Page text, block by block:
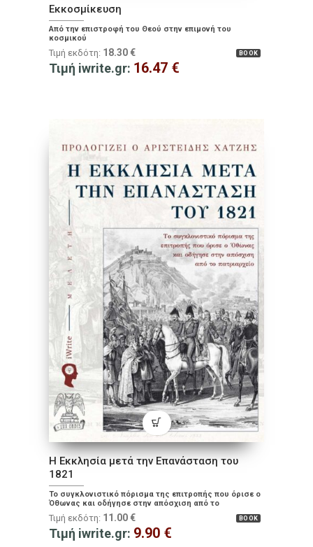
Εκκοσμίκευση
Από την επιστροφή του Θεού στην επιμονή του
κοσμικού
BOOK
Τιμή εκδότη: 18.30 €
Τιμή iwrite.gr: 16.47 €
Η Εκκλησία μετά την Επανάσταση του
1821
Το συγκλονιστικό πόρισμα της επιτροπής που όρισε ο
Όθωνας και οδήγησε στην απόσχιση από το
πατριαρχείο
BOOK
Τιμή εκδότη: 11.00 €
Τιμή iwrite.gr: 9.90 €